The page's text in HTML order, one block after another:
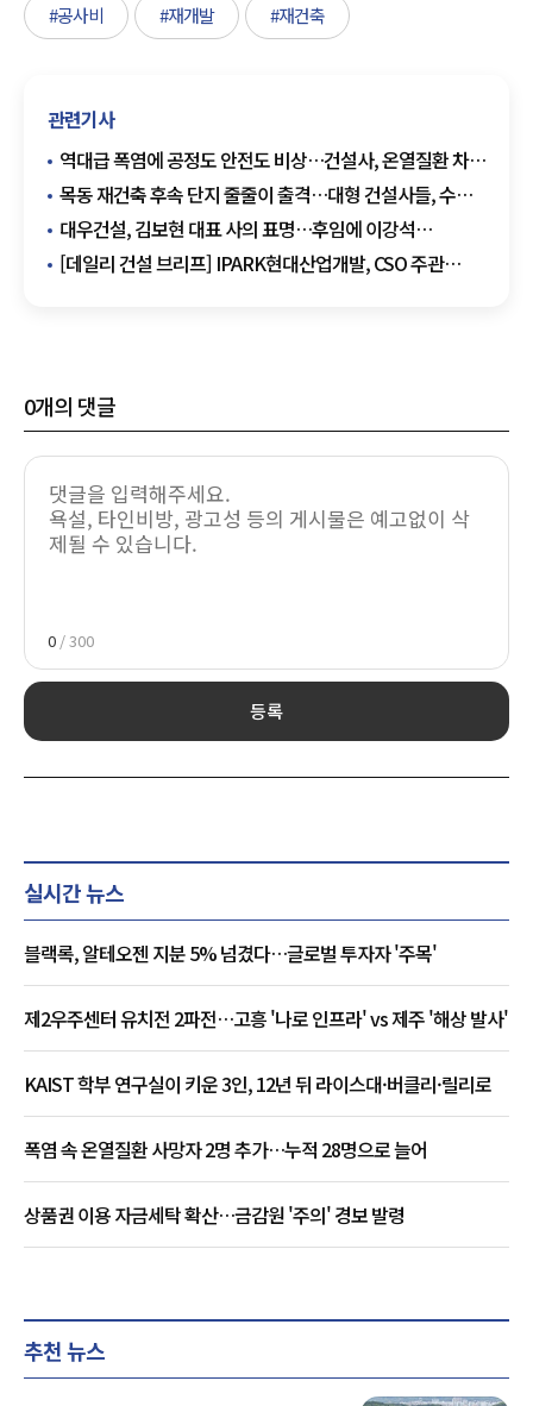
#공사비 #재개발 #재건축
관련기사
역대급 폭염에 공정도 안전도 비상…건설사, 온열질환 차단
총력
목동 재건축 후속 단지 줄줄이 출격…대형 건설사들, 수주
셈법 분주
대우건설, 김보현 대표 사의 표명…후임에 이강석
대외협력단장 추천
[데일리 건설 브리프] IPARK현대산업개발, CSO 주관
0개의 댓글
0 / 300
등록
실시간 뉴스
블랙록, 알테오젠 지분 5% 넘겼다…글로벌 투자자 '주목'
제2우주센터 유치전 2파전…고흥 '나로 인프라' vs 제주 '해상 발사'
KAIST 학부 연구실이 키운 3인, 12년 뒤 라이스대·버클리·릴리로
폭염 속 온열질환 사망자 2명 추가…누적 28명으로 늘어
상품권 이용 자금세탁 확산…금감원 '주의' 경보 발령
추천 뉴스